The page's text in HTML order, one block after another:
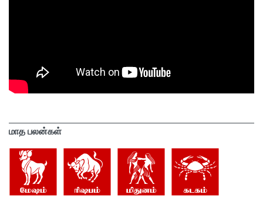
மாத பலன்கள்